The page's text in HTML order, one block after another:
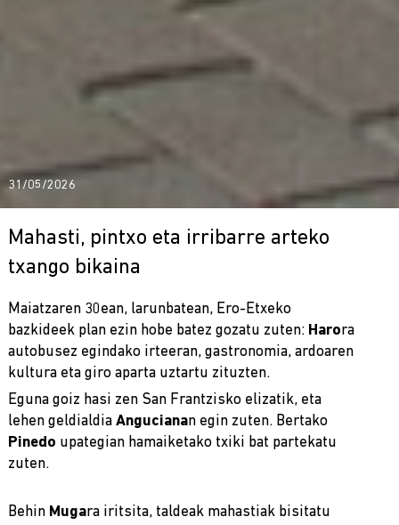
31/05/2026
Mahasti, pintxo eta irribarre arteko
txango bikaina
Maiatzaren 30ean, larunbatean, Ero-Etxeko
bazkideek plan ezin hobe batez gozatu zuten: Harora
autobusez egindako irteeran, gastronomia, ardoaren
kultura eta giro aparta uztartu zituzten.
Eguna goiz hasi zen San Frantzisko elizatik, eta
lehen geldialdia Angucianan egin zuten. Bertako
Pinedo upategian hamaiketako txiki bat partekatu
zuten.
Behin Mugara iritsita, taldeak mahastiak bisitatu